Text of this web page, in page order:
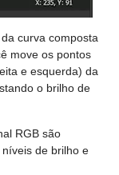
curva composta
move os pontos
e esquerda) da
o brilho de
RGB são
de brilho e